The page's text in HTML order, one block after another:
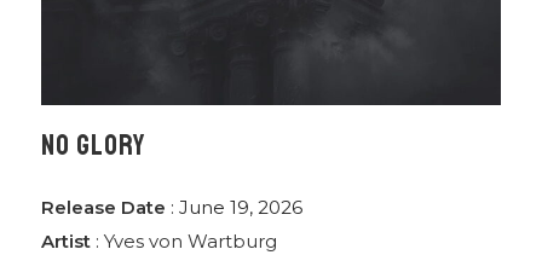
NO GLORY
Release Date : June 19, 2026
Artist :Yves von Wartburg